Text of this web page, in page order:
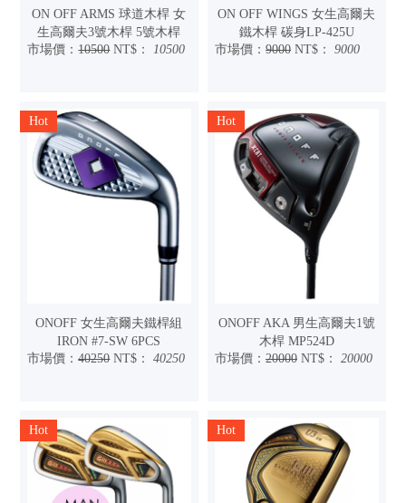
ON OFF ARMS 球道木桿 女
生高爾夫3號木桿 5號木桿
市場價：10500 NT$：10500
ON OFF WINGS 女生高爾夫
鐵木桿 碳身LP-425U
市場價： 9000 NT$： 9000
Hot
ONOFF 女生高爾夫鐵桿組
IRON #7-SW 6PCS
市場價：40250 NT$：40250
Hot
ONOFF AKA 男生高爾夫1號
木桿 MP524D
市場價： 20000 NT$： 20000
Hot Hot